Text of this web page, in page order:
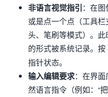
非语言视觉指引：在
或是点一个点（工具
头、笔刷等模式）。
的形式被系统记录。按
指针状态。
输入编辑要求：在界
然语言指令（例如：“